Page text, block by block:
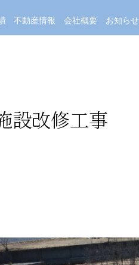
不動産情報 会社概要 お知らせ
設改修工事